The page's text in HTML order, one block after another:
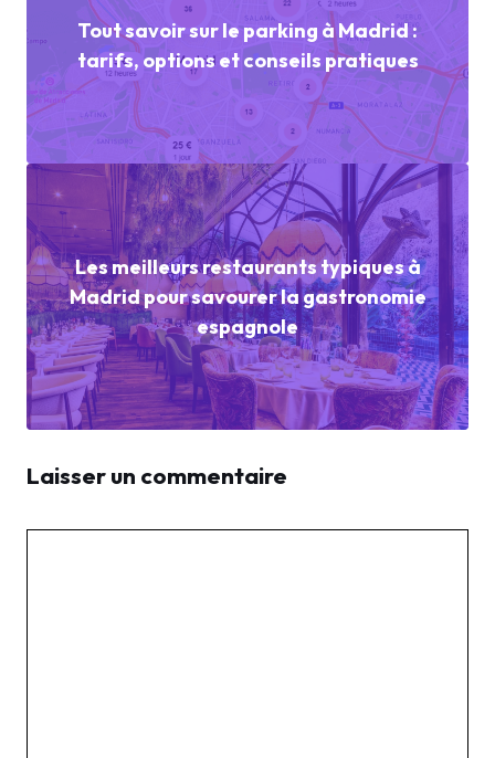
Tout savoir sur le parking à Madrid :
tarifs, options et conseils pratiques
Les meilleurs restaurants typiques à
Madrid pour savourer la gastronomie
espagnole
Laisser un commentaire